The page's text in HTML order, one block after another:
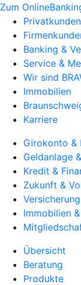
Zum
Privatkunden
Banking &
Service &
Wir sind
Immobilien
Karriere
Girokonto &
Geldanlage
Kredit &
Zukunft &
Immobilien
Übersicht
Beratung
Produkte